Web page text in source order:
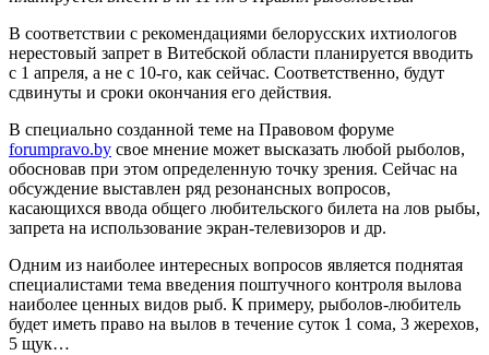
В соответствии с рекомендациями белорусских ихтиологов
нерестовый запрет в Витебской области планируется вводить
с 1 апреля, а не с 10-го, как сейчас. Соответственно, будут
сдвинуты и сроки окончания его действия.
В специально созданной теме на Правовом форуме
forumpravo.by свое мнение может высказать любой рыболов,
обосновав при этом определенную точку зрения. Сейчас на
обсуждение выставлен ряд резонансных вопросов,
касающихся ввода общего любительского билета на лов рыбы,
запрета на использование экран-телевизоров и др.
Одним из наиболее интересных вопросов является поднятая
специалистами тема введения поштучного контроля вылова
наиболее ценных видов рыб. К примеру, рыболов-любитель
будет иметь право на вылов в течение суток 1 сома, 3 жерехов,
5 щук…